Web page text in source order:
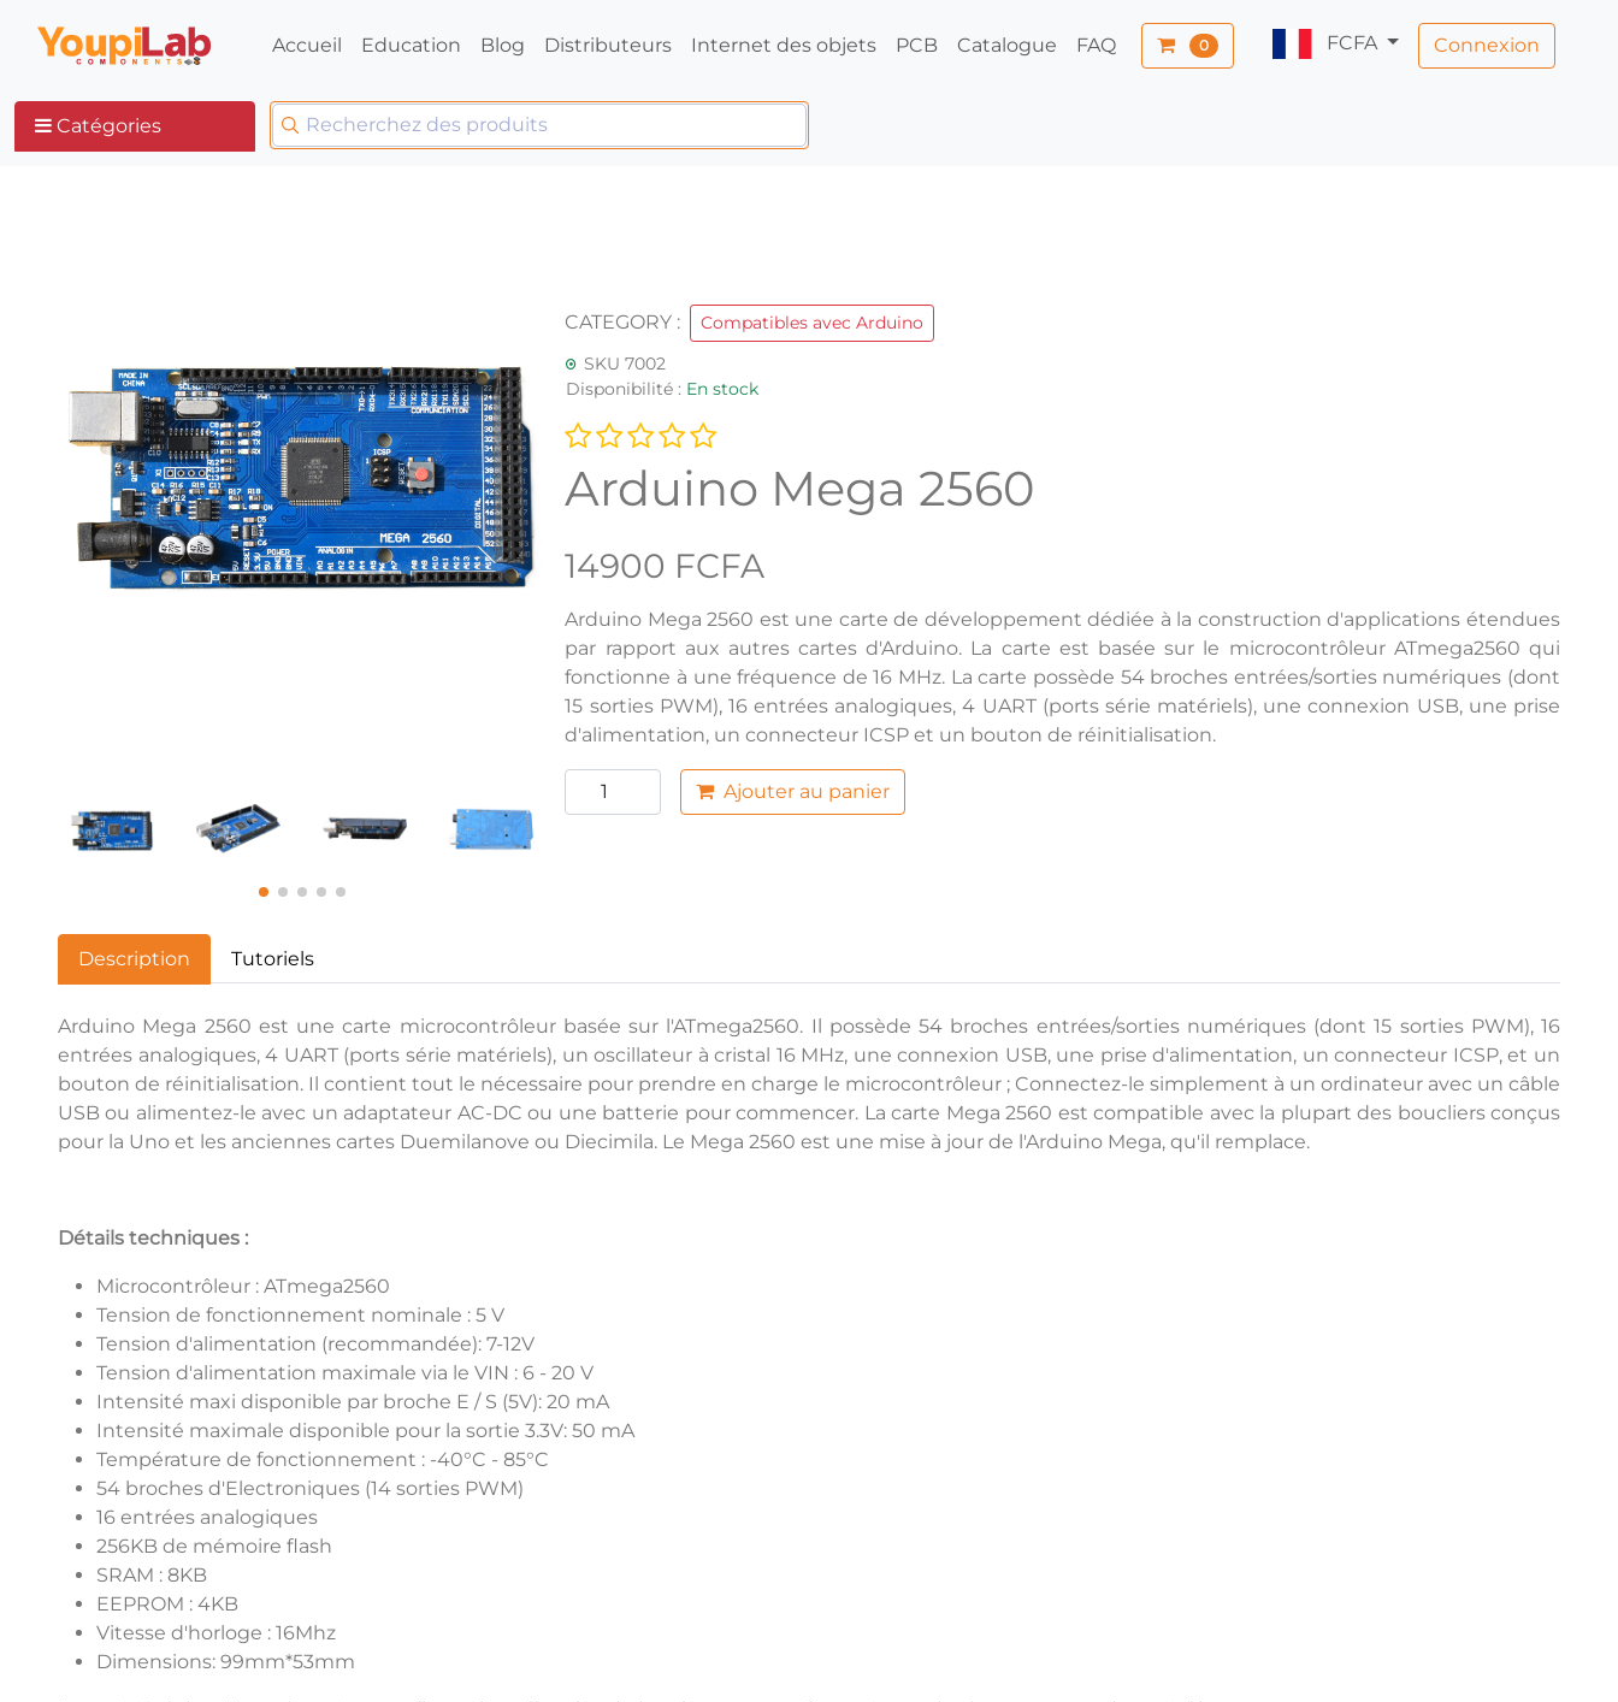
Accueil Education Blog Distributeurs Internet des objets PCB Catalogue FAQ 0 FCFA Connexion
Catégories
CATEGORY :
Compatibles avec Arduino
SKU 7002
Disponibilité : En stock
Arduino Mega 2560
14900 FCFA
Arduino Mega 2560 est une carte de développement dédiée à la construction d'applications étendues
par rapport aux autres cartes d'Arduino. La carte est basée sur le microcontrôleur ATmega2560 qui
fonctionne à une fréquence de 16 MHz. La carte possède 54 broches entrées/sorties numériques (dont
15 sorties PWM), 16 entrées analogiques, 4 UART (ports série matériels), une connexion USB, une prise
d'alimentation, un connecteur ICSP et un bouton de réinitialisation.
Ajouter au panier
Description Tutoriels
Arduino Mega 2560 est une carte microcontrôleur basée sur l'ATmega2560. Il possède 54 broches entrées/sorties numériques (dont 15 sorties PWM), 16
entrées analogiques, 4 UART (ports série matériels), un oscillateur à cristal 16 MHz, une connexion USB, une prise d'alimentation, un connecteur ICSP, et un
bouton de réinitialisation. Il contient tout le nécessaire pour prendre en charge le microcontrôleur ; Connectez-le simplement à un ordinateur avec un câble
USB ou alimentez-le avec un adaptateur AC-DC ou une batterie pour commencer. La carte Mega 2560 est compatible avec la plupart des boucliers conçus
pour la Uno et les anciennes cartes Duemilanove ou Diecimila. Le Mega 2560 est une mise à jour de l'Arduino Mega, qu'il remplace.
Détails techniques :
Microcontrôleur : ATmega2560
Tension de fonctionnement nominale : 5 V
Tension d'alimentation (recommandée): 7-12V
Tension d'alimentation maximale via le VIN : 6 - 20 V
Intensité maxi disponible par broche E / S (5V): 20 mA
Intensité maximale disponible pour la sortie 3.3V: 50 mA
Température de fonctionnement : -40°C - 85°C
54 broches d'Electroniques (14 sorties PWM)
16 entrées analogiques
256KB de mémoire flash
SRAM : 8KB
EEPROM : 4KB
Vitesse d'horloge : 16Mhz
Dimensions: 99mm*53mm